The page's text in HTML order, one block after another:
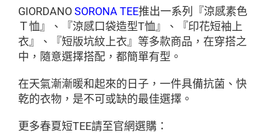
GIORDANOSORONA TEE推出一系列『涼感素色
Ｔ恤』、『涼感口袋造型T恤』、『印花短袖上
衣』、『短版坑紋上衣』等多款商品，在穿搭之
中，隨意選擇搭配，都簡單有型。
在天氣漸漸暖和起來的日子，一件具備抗菌、快
乾的衣物，是不可或缺的最佳選擇。
更多春夏短TEE請至官網選購：